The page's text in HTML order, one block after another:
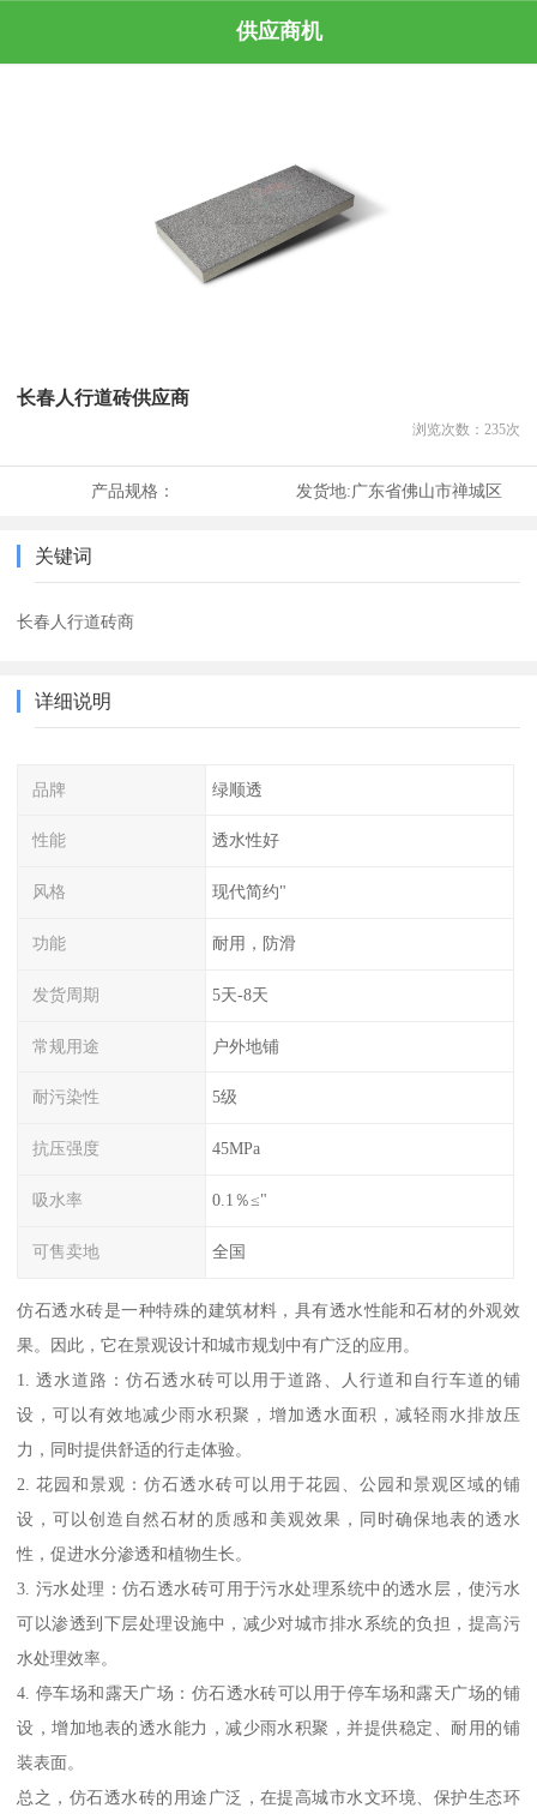
供应商机
长春人行道砖供应商
浏览次数： 235次
产品规格： 发货地:广东省佛山市禅城区
关键词
长春人行道砖商
详细说明
品牌 绿顺透
性能 透水性好
风格 现代简约"
功能 耐用，防滑
发货周期 5天-8天
常规用途 户外地铺
耐污染性 5级
抗压强度 45MPa
吸水率 0.1％≤"
可售卖地 全国
仿石透水砖是一种特殊的建筑材料，具有透水性能和石材的外观效
果。因此，它在景观设计和城市规划中有广泛的应用。
1. 透水道路：仿石透水砖可以用于道路、人行道和自行车道的铺
设，可以有效地减少雨水积聚，增加透水面积，减轻雨水排放压
力，同时提供舒适的行走体验。
2. 花园和景观：仿石透水砖可以用于花园、公园和景观区域的铺
设，可以创造自然石材的质感和美观效果，同时确保地表的透水
性，促进水分渗透和植物生长。
3. 污水处理：仿石透水砖可用于污水处理系统中的透水层，使污水
可以渗透到下层处理设施中，减少对城市排水系统的负担，提高污
水处理效率。
4. 停车场和露天广场：仿石透水砖可以用于停车场和露天广场的铺
设，增加地表的透水能力，减少雨水积聚，并提供稳定、耐用的铺
装表面。
总之，仿石透水砖的用途广泛，在提高城市水文环境、保护生态环